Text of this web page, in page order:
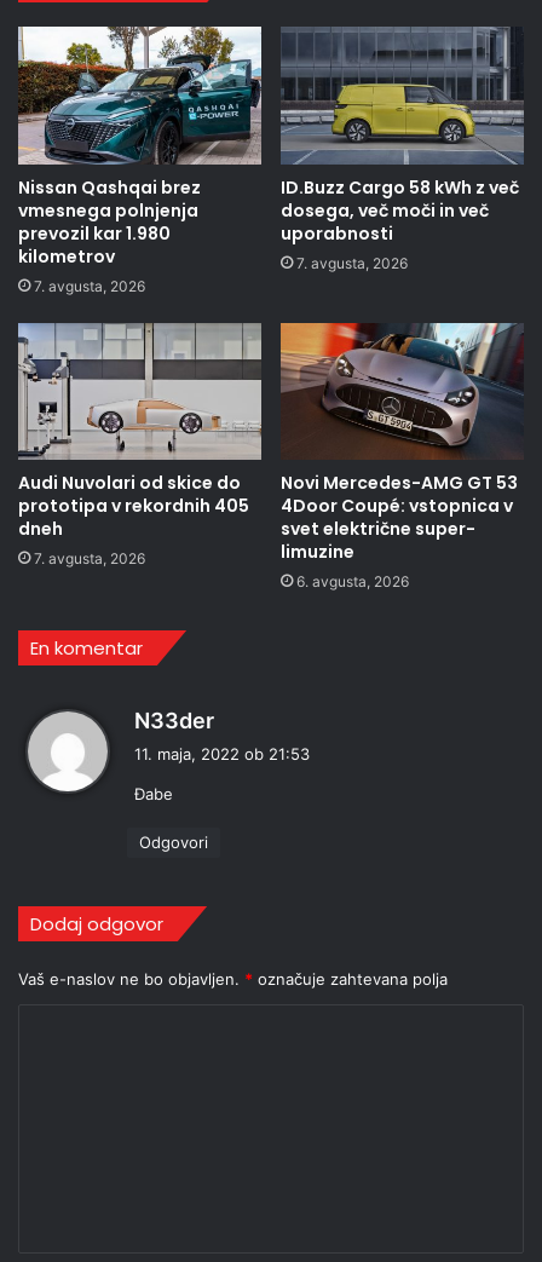
Nissan Qashqai brez
vmesnega polnjenja
prevozil kar 1.980
kilometrov
7. avgusta, 2026
ID.Buzz Cargo 58 kWh z več
dosega, več moči in več
uporabnosti
7. avgusta, 2026
Audi Nuvolari od skice do
prototipa v rekordnih 405
dneh
7. avgusta, 2026
Novi Mercedes-AMG GT 53
4Door Coupé: vstopnica v
svet električne super-
limuzine
6. avgusta, 2026
En komentar
N33der
11. maja, 2022 ob 21:53
Đabe
Odgovori
Dodaj odgovor
Vaš e-naslov ne bo objavljen. * označuje zahtevana polja